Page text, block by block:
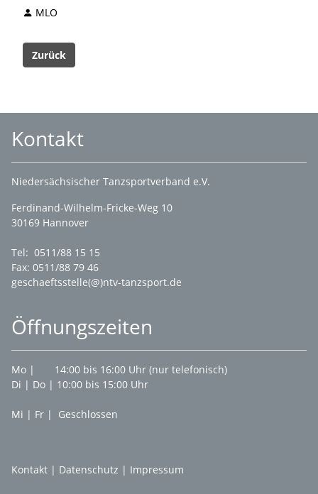
MLO
Zurück
Kontakt
Niedersächsischer Tanzsportverband e.V.
Ferdinand-Wilhelm-Fricke-Weg 10
30169 Hannover
Tel: 0511/88 15 15
Fax: 0511/88 79 46
geschaeftsstelle(@)ntv-tanzsport.de
Öffnungszeiten
Mo | 14:00 bis 16:00 Uhr (nur telefonisch)
Di | Do | 10:00 bis 15:00 Uhr
Mi | Fr | Geschlossen
Kontakt | Datenschutz | Impressum